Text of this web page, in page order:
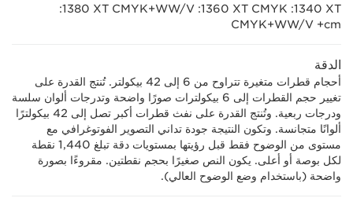
‎1340 XT: ‏CMYK ‏‎1360 XT: ‏CMYK+WW/V ‏‎1380 XT:
الدقة
أحجام قطرات متغيرة تتراوح من 6 إلى 42 بيكولتر. تُنتج القدرة على
تغيير حجم القطرات إلى 6 بيكولترات صورًا واضحة وتدرجات ألوان سلسة
ودرجات ربعية. وتُنتج القدرة على نفث قطرات أكبر تصل إلى 42 بيكولترًا
ألوانًا متجانسة. وتكون النتيجة جودة تداني التصوير الفوتوغرافي مع
مستوى من الوضوح فقط قبل رؤيتها بمستويات دقة تبلغ 1,440 نقطة
لكل بوصة أو أعلى. يكون النص صغيرًا بحجم نقطتين. مقروءًا بصورة
واضحة (باستخدام وضع الوضوح العالي).